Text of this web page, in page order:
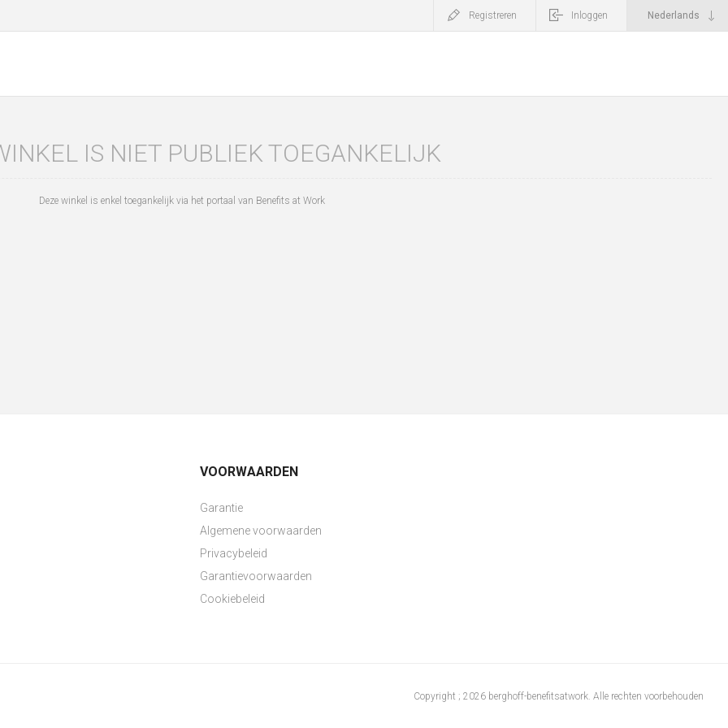
Registreren Inloggen
IS NIET PUBLIEK TOEGANKELIJK
Deze winkel is enkel toegankelijk via het portaal van Benefits at Work
VOORWAARDEN
Garantie
Algemene voorwaarden
Privacybeleid
Garantievoorwaarden
Cookiebeleid
Copyright ; 2026 berghoff-benefitsatwork. Alle rechten voorbehouden